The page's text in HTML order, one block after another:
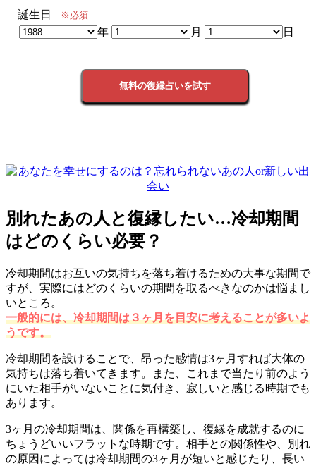
誕生日 ※必須
年 月 日
無料の復縁占いを試す
別れたあの人と復縁したい…冷却期間
はどのくらい必要？
冷却期間はお互いの気持ちを落ち着けるための大事な期間で
すが、実際にはどのくらいの期間を取るべきなのかは悩まし
いところ。
一般的には、冷却期間は３ヶ月を目安に考えることが多いよ
うです。
冷却期間を設けることで、昂った感情は3ヶ月すれば大体の
気持ちは落ち着いてきます。また、これまで当たり前のよう
にいた相手がいないことに気付き、寂しいと感じる時期でも
あります。
3ヶ月の冷却期間は、関係を再構築し、復縁を成就するのに
ちょうどいいフラットな時期です。相手との関係性や、別れ
の原因によっては冷却期間の3ヶ月が短いと感じたり、長い